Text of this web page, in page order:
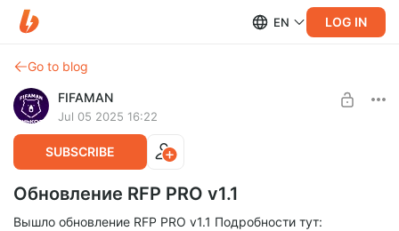
EN LOG IN
Go to blog
FIFAMAN
Jul 05 2025 16:22
SUBSCRIBE
Обновление RFP PRO v1.1
Вышло обновление RFP PRO v1.1 Подробности тут: